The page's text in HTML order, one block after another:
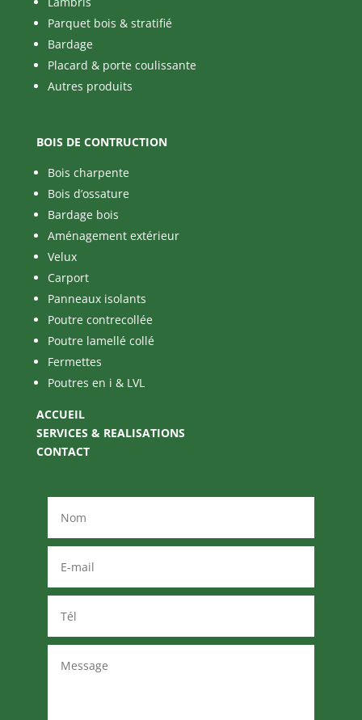
Parquet bois & stratifié
Bardage
Placard & porte coulissante
Autres produits
BOIS DE CONTRUCTION
Bois charpente
Bois d’ossature
Bardage bois
Aménagement extérieur
Velux
Carport
Panneaux isolants
Poutre contrecollée
Poutre lamellé collé
Fermettes
Poutres en i & LVL
ACCUEIL
SERVICES & REALISATIONS
CONTACT